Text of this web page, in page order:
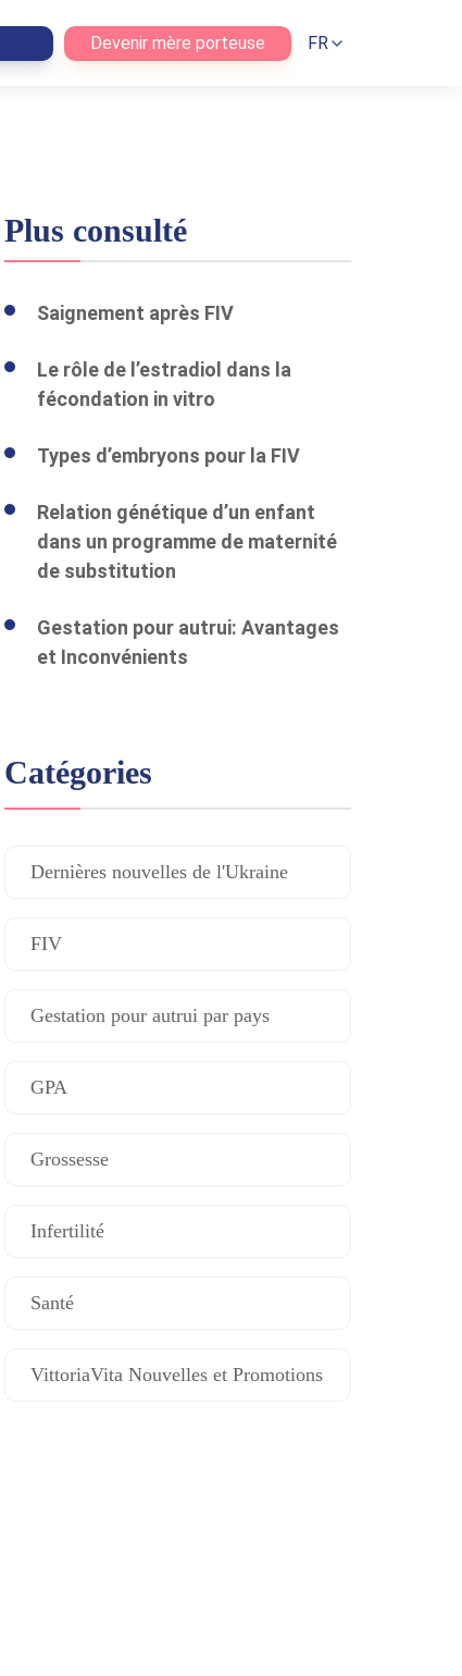
Devenir mère porteuse FR
Plus consulté
Saignement après FIV
Le rôle de l’estradiol dans la
fécondation in vitro
Types d’embryons pour la FIV
Relation génétique d’un enfant
dans un programme de maternité
de substitution
Gestation pour autrui: Avantages
et Inconvénients
Catégories
Dernières nouvelles de l'Ukraine
FIV
Gestation pour autrui par pays
GPA
Grossesse
Infertilité
Santé
VittoriaVita Nouvelles et Promotions